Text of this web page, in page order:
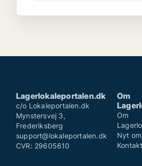
Lagerlokaleportalen.dk
c/o Lokaleportalen.dk
Mynstersvej 3,
Frederiksberg
support@lokaleportalen.dk
CVR: 29605610
Om
Om
Nyt